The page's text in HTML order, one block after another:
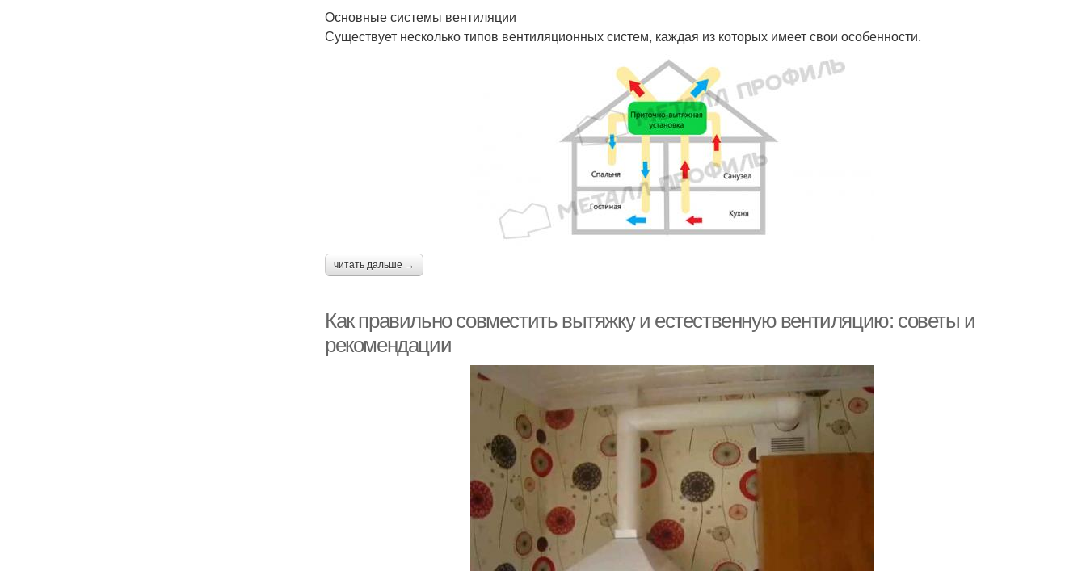
Основные системы вентиляции
Существует несколько типов вентиляционных систем, каждая из которых имеет свои особенности.
читать дальше →
Как правильно совместить вытяжку и естественную вентиляцию: советы и
рекомендации